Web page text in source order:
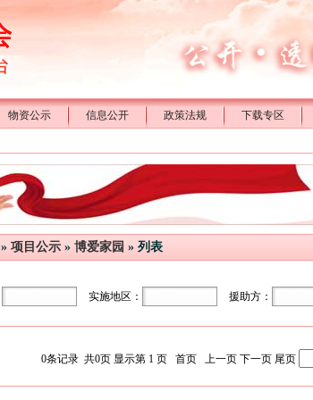
物资公示 信息公开 政策法规 下载专区
» 项目公示 » 博爱家园 » 列表
实施地区： 援助方：
0条记录 共0页 显示第 1 页 首页 上一页 下一页 尾页